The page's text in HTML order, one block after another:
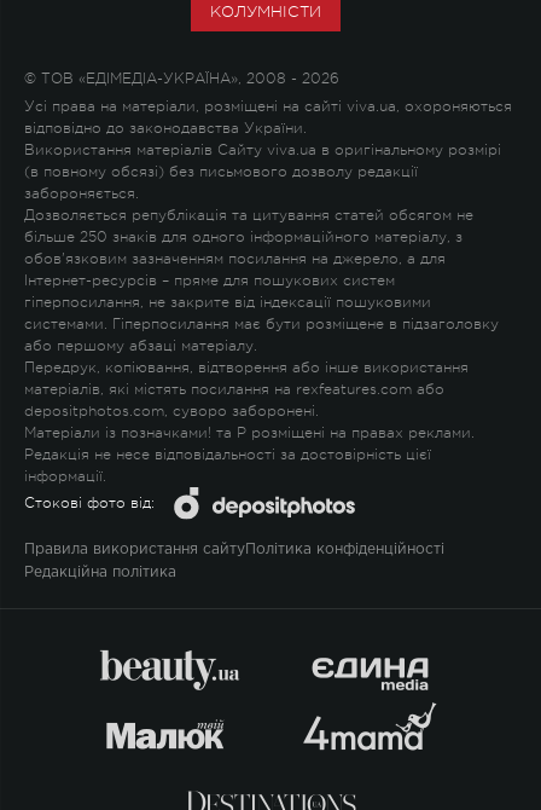
КОЛУМНІСТИ
© ТОВ «ЕДІМЕДІА-УКРАЇНА», 2008 - 2026
Усі права на матеріали, розміщені на сайті viva.ua, охороняються
відповідно до законодавства України.
Використання матеріалів Сайту viva.ua в оригінальному розмірі
(в повному обсязі) без письмового дозволу редакції
забороняється.
Дозволяється републікація та цитування статей обсягом не
більше 250 знаків для одного інформаційного матеріалу, з
обов'язковим зазначенням посилання на джерело, а для
Інтернет-ресурсів – пряме для пошукових систем
гіперпосилання, не закрите від індексації пошуковими
системами. Гіперпосилання має бути розміщене в підзаголовку
або першому абзаці матеріалу.
Передрук, копіювання, відтворення або інше використання
матеріалів, які містять посилання на rexfeatures.com або
depositphotos.com, суворо заборонені.
Матеріали із позначками! та P розміщені на правах реклами.
Редакція не несе відповідальності за достовірність цієї
інформації.
Стокові фото від:
Правила використання сайту Політика конфіденційності
Редакційна політика